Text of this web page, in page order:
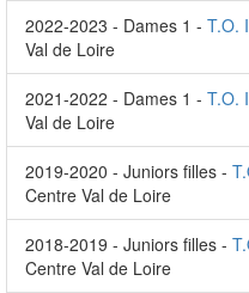
2022-2023 - Dames 1 - T.O.
Val de Loire
2021-2022 - Dames 1 - T.O.
Val de Loire
2019-2020 - Juniors filles -
Centre Val de Loire
2018-2019 - Juniors filles -
Centre Val de Loire